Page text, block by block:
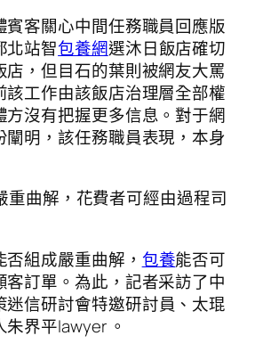
賓客關心中間任務職員回應版
北站智包養網選沐日飯店確切
店，但目石的葉則被網友大罵
該工作由該飯店治理層全部權
方沒有把握更多信息。對于網
闡明，該任務職員表現，本身
重曲解，花費者可經由過程司
組成嚴重曲解， 包養能否可
客訂單。為此，記者采訪了中
迷信研討會特邀研討員、太琨
界平lawyer 。